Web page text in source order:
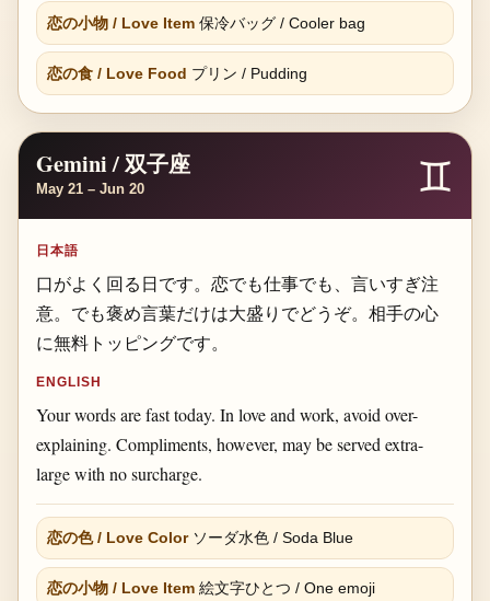
恋の小物 / Love Item保冷バッグ / Cooler bag
恋の食 / Love Food プリン / Pudding
Gemini / 双子座
May 21 – Jun 20 ♊
日本語
口がよく回る日です。恋でも仕事でも、言いすぎ注
意。でも褒め言葉だけは大盛りでどうぞ。相手の心
に無料トッピングです。
ENGLISH
Your words are fast today. In love and work, avoid over-
explaining. Compliments, however, may be served extra-
large with no surcharge.
恋の色 / Love Colorソーダ水色 / Soda Blue
恋の小物 / Love Item絵文字ひとつ / One emoji